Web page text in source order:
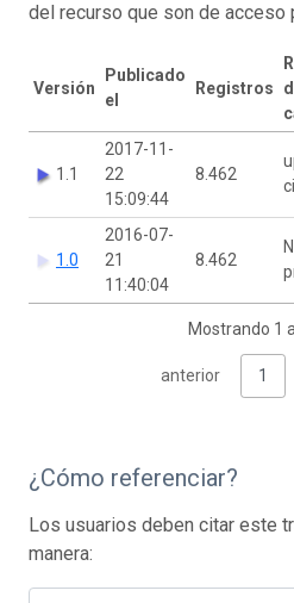
del recurso que son de acceso
Versión
Publicado
el
Registros
1.1
2017-11-
22
15:09:44
8.462
1.0
2016-07-
21
11:40:04
8.462
Mostrando 1
anterior 1
¿Cómo referenciar?
Los usuarios deben citar este
manera: